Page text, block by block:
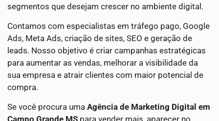
segmentos que desejam crescer no ambiente digital.
Contamos com especialistas em tráfego pago, Google
Ads, Meta Ads, criação de sites, SEO e geração de
leads. Nosso objetivo é criar campanhas estratégicas
para aumentar as vendas, melhorar a visibilidade da
sua empresa e atrair clientes com maior potencial de
compra.
Se você procura uma Agência de Marketing Digital em